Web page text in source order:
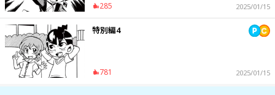
285 2025/01/15
特別編4
781 2025/01/15